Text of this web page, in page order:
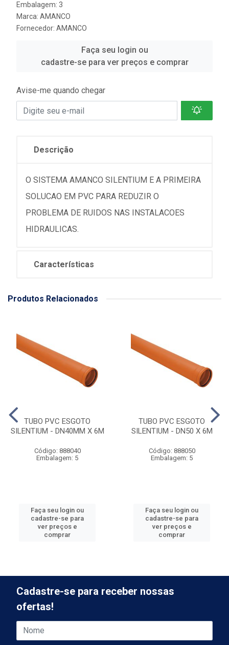
Embalagem: 3
Marca: AMANCO
Fornecedor: AMANCO
Faça seu login ou
cadastre-se para ver preços e comprar
Avise-me quando chegar
Descrição
O SISTEMA AMANCO SILENTIUM E A PRIMEIRA
SOLUCAO EM PVC PARA REDUZIR O
PROBLEMA DE RUIDOS NAS INSTALACOES
HIDRAULICAS.
Características
Produtos Relacionados
TUBO PVC ESGOTO
SILENTIUM - DN40MM X 6M
Código: 888040
Embalagem: 5
Faça seu login ou
cadastre-se para
ver preços e
comprar
TUBO PVC ESGOTO
SILENTIUM - DN50 X 6M
Código: 888050
Embalagem: 5
Faça seu login ou
cadastre-se para
ver preços e
comprar
Cadastre-se para receber nossas
ofertas!